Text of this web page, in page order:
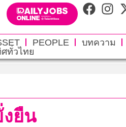
PEOPLE บทความ
ทั่วไทย
งยืน